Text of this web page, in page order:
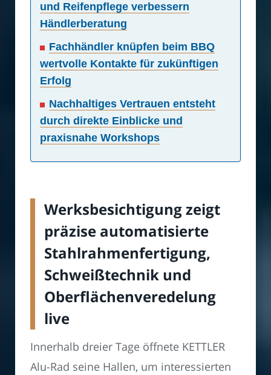
und Reifenpflege verbessern
Händlerberatung
Fachhändler knüpfen beim BBQ
wertvolle Kontakte für zukünftigen
Erfolg
Nachhaltiges Vertrauen entsteht
durch direkte Einblicke und
praxisnahe Workshops
Werksbesichtigung zeigt
präzise automatisierte
Stahlrahmenfertigung,
Schweißtechnik und
Oberflächenveredelung
live
Innerhalb dreier Tage öffnete KETTLER
Alu-Rad seine Hallen, um interessierten